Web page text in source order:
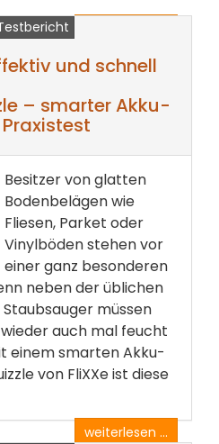
und schnell
– smarter Akku-
Besitzer von glatten
Bodenbelägen wie
Fliesen, Parket oder
Vinylböden stehen vor
einer ganz besonderen
neben der üblichen
müssen
auch mal feucht
einem smarten Akku-
von FliXXe ist diese
weiterlesen ...